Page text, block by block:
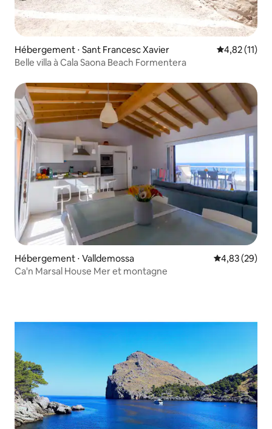
Hébergement ⋅ Sant Francesc Xavier Évaluation
4,82 (11)
Belle villa à Cala Saona Beach Formentera
Hébergement ⋅ Valldemossa Évaluation
4,83 (29)
Ca'n Marsal House Mer et montagne